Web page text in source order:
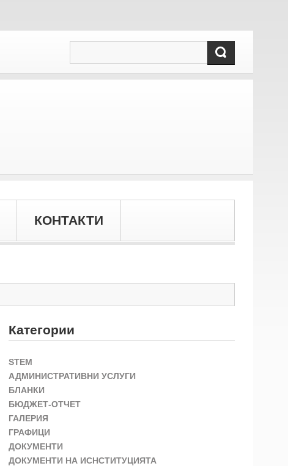
КОНТАКТИ
Категории
STEM
АДМИНИСТРАТИВНИ УСЛУГИ
БЛАНКИ
БЮДЖЕТ-ОТЧЕТ
ГАЛЕРИЯ
ГРАФИЦИ
ДОКУМЕНТИ
ДОКУМЕНТИ НА ИСНСТИТУЦИЯТА